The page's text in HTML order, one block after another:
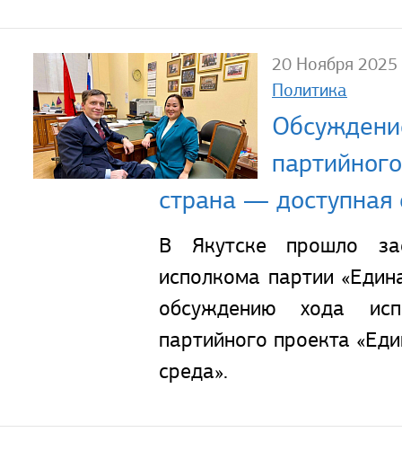
20 Ноября 2025
Политика
страна — доступная
В Якутске прошло
исполкома партии
обсуждению хода
партийного проекта
среда».